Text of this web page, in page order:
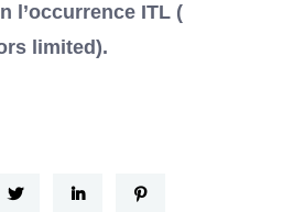
l’occurrence ITL (
limited).